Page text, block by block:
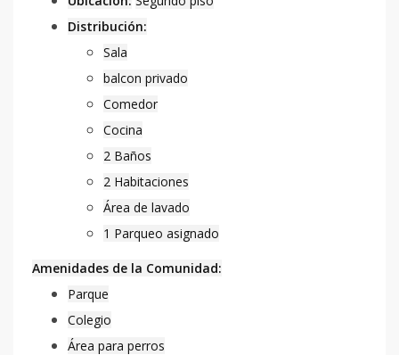
Distribución:
Sala
balcon privado
Comedor
Cocina
2 Baños
2 Habitaciones
Área de lavado
1 Parqueo asignado
Amenidades de la Comunidad:
Parque
Colegio
Área para perros